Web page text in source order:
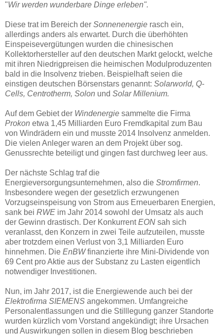
"Wir werden wunderbare Dinge erleben".
Diese trat im Bereich der Sonnenenergie rasch ein,
allerdings anders als erwartet. Durch die überhöhten
Einspeisevergütungen wurden die chinesischen
Kollektorhersteller auf den deutschen Markt gelockt, welche
mit ihren Niedrigpreisen die heimischen Modulproduzenten
bald in die Insolvenz trieben. Beispielhaft seien die
einstigen deutschen Börsenstars genannt: Solarworld, Q-
Cells, Centrotherm, Solon und Solar Millenium.
Auf dem Gebiet der Windenergie sammelte die Firma
Prokon etwa 1,45 Milliarden Euro Fremdkapital zum Bau
von Windrädern ein und musste 2014 Insolvenz anmelden.
Die vielen Anleger waren an dem Projekt über sog.
Genussrechte beteiligt und gingen fast durchweg leer aus.
Der nächste Schlag traf die
Energieversorgungsunternehmen, also die Stromfirmen.
Insbesondere wegen der gesetzlich erzwungenen
Vorzugseinspeisung von Strom aus Erneuerbaren Energien,
sank bei RWE im Jahr 2014 sowohl der Umsatz als auch
der Gewinn drastisch. Der KonkurrentEON sah sich
veranlasst, den Konzern in zwei Teile aufzuteilen, musste
aber trotzdem einen Verlust von 3,1 Milliarden Euro
hinnehmen. Die EnBWfinanzierte ihre Mini-Dividende von
69 Cent pro Aktie aus der Substanz zu Lasten eigentlich
notwendiger Investitionen.
Nun, im Jahr 2017, ist die Energiewende auch bei der
Elektrofirma SIEMENS angekommen. Umfangreiche
Personalentlassungen und die Stilllegung ganzer Standorte
wurden kürzlich vom Vorstand angekündigt; ihre Ursachen
und Auswirkungen sollen in diesem Blog beschrieben